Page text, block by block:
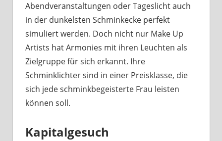
Abendveranstaltungen oder Tageslicht auch
in der dunkelsten Schminkecke perfekt
simuliert werden. Doch nicht nur Make Up
Artists hat Armonies mit ihren Leuchten als
Zielgruppe für sich erkannt. Ihre
Schminklichter sind in einer Preisklasse, die
sich jede schminkbegeisterte Frau leisten
können soll.
Kapitalgesuch